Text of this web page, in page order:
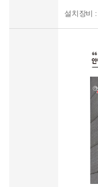
설치장비 :